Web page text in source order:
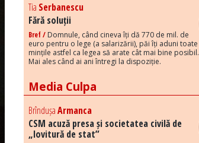
Tia Serbanescu
Fără soluții
Bref / Domnule, când cineva îți dă 770 de mil. de
euro pentru o lege (a salarizării), păi îți aduni toate
mințile astfel ca legea să arate cât mai bine posibil.
Mai ales când ai ani întregi la dispoziție.
Media Culpa
BrîndușaArmanca
CSM acuză presa și societatea civilă de
„lovitură de stat”